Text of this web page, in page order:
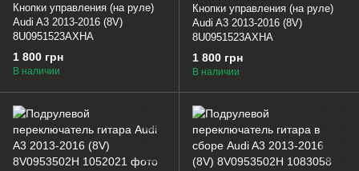
Кнопки управления (на руле)
Audi A3 2013-2016 (8V)
8U0951523AXHA
1 800 грн
В наличии
Кнопки управления (на руле)
Audi A3 2013-2016 (8V)
8U0951523AXHA
1 800 грн
В наличии